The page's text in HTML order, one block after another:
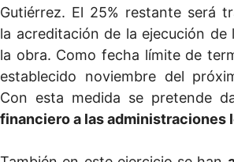
Gutiérrez. El 25% restante será
la acreditación de la ejecución de
la obra. Como fecha límite de
establecido noviembre del
Con esta medida se pretende
financiero a las administraciones